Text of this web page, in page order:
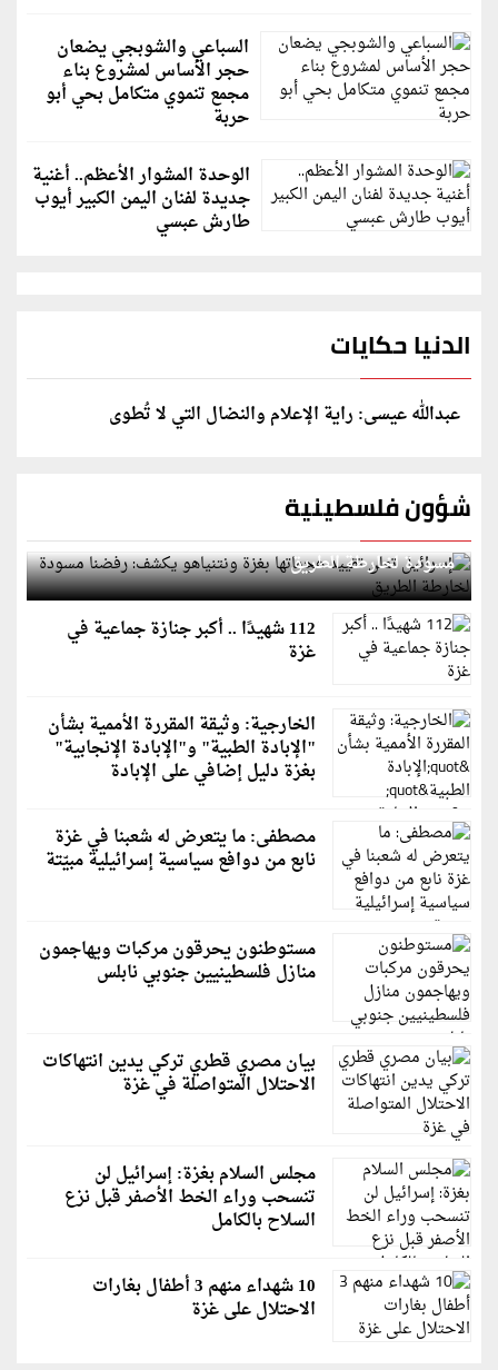
السباعي والشوبجي يضعان
حجر الأساس لمشروع بناء
مجمع تنموي متكامل بحي أبو
حربة
الوحدة المشوار الأعظم.. أغنية
جديدة لفنان اليمن الكبير أيوب
طارش عبسي
الدنيا حكايات
عبدالله عيسى: راية الإعلام والنضال التي لا تُطوى
شؤون فلسطينية
إسرائيل تعلن تقييد هجماتها بغزة ونتنياهو يكشف: رفضنا
مسودة لخارطة الطريق
112 شهيدًا .. أكبر جنازة جماعية في
غزة
الخارجية: وثيقة المقررة الأممية بشأن
"الإبادة الطبية" و"الإبادة الإنجابية"
بغزة دليل إضافي على الإبادة
مصطفى: ما يتعرض له شعبنا في غزة
نابع من دوافع سياسية إسرائيلية مبيّتة
مستوطنون يحرقون مركبات ويهاجمون
منازل فلسطينيين جنوبي نابلس
بيان مصري قطري تركي يدين انتهاكات
الاحتلال المتواصلة في غزة
مجلس السلام بغزة: إسرائيل لن
تنسحب وراء الخط الأصفر قبل نزع
السلاح بالكامل
10 شهداء منهم 3 أطفال بغارات
الاحتلال على غزة